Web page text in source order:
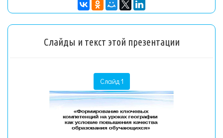
Слайды и текст этой презентации
Слайд 1